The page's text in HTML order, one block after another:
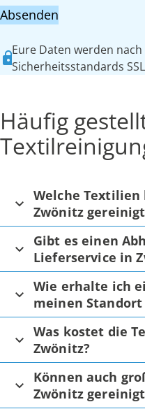
Absenden
Eure Daten werden
Sicherheitsstandards
Häufig
Welche
Zwönitz
Gibt es einen
Lieferservice in
Wie erhalte ich
meinen
Was kostet die
Zwönitz?
Können auch
Zwönitz